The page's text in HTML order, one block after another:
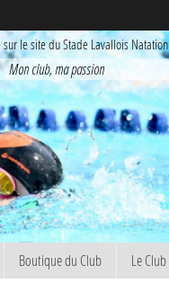
le site du Stade Lavallois Natation
Mon club, ma passion
Boutique du Club Le Club